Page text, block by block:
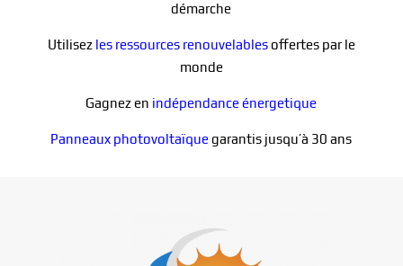
démarche
Utilisez les ressources renouvelablesoffertes par le
monde
Gagnez en indépendance énergetique
Panneaux photovoltaïquegarantis jusqu’à 30 ans